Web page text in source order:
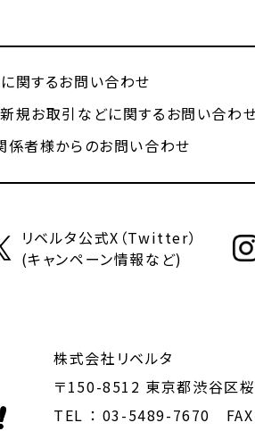
関するお問い合わせ
規お取引などに関するお問い合わ
係者様からのお問い合わせ
リベルタ公式X（Twitter）
(キャンペーン情報など)
株式会社リベルタ
〒150-8512 東京都渋谷区
TEL ： 03-5489-7670